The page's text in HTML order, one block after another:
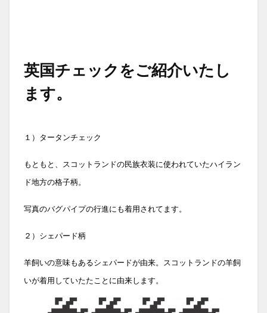
英国チェックをご紹介いたし
ます。
１）タータンチェック
もともと、スコットランドの民族衣装に使われていたハイラン
ド地方の格子柄。
写真のバグパイプの行進にも着用されてます。
２）シェパード柄
羊飼いの意味もあるシェパードが由来。スコットランドの羊飼
いが着用していたたことに由来します。